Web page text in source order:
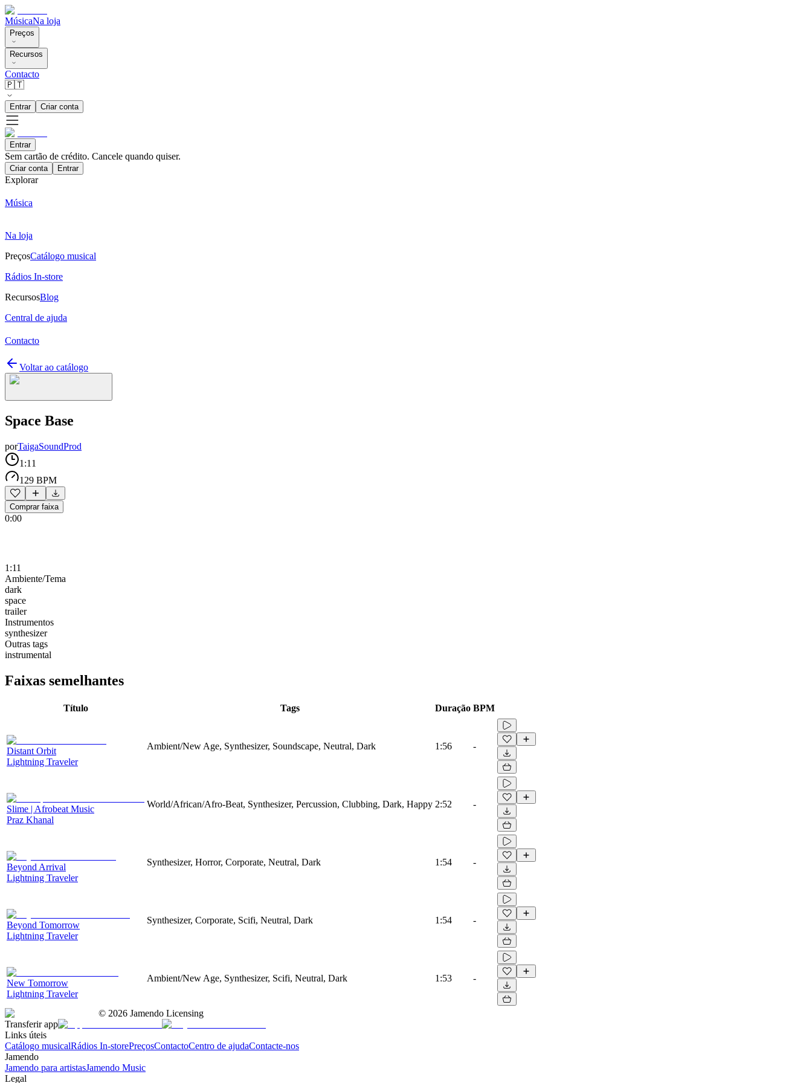
MúsicaNa loja
Preços
Recursos
Contacto
🇵🇹
Entrar Criar conta
Entrar
Sem cartão de crédito. Cancele quando quiser.
Criar conta Entrar
Explorar
Música
Na loja
PreçosCatálogo musical
Rádios In-store
RecursosBlog
Central de ajuda
Contacto
Voltar ao catálogo
Space Base
porTaigaSoundProd
1:11
129 BPM
Comprar faixa
0:00
1:11
Ambiente/Tema
dark
space
trailer
Instrumentos
synthesizer
Outras tags
instrumental
Faixas semelhantes
Título Tags Duração BPM
Distant Orbit
Lightning Traveler
Ambient/New Age, Synthesizer, Soundscape, Neutral, Dark 1:56 -
Slime | Afrobeat Music
Praz Khanal
World/African/Afro-Beat, Synthesizer, Percussion, Clubbing, Dark, Happy 2:52 -
Beyond Arrival
Lightning Traveler
Synthesizer, Horror, Corporate, Neutral, Dark 1:54 -
Beyond Tomorrow
Lightning Traveler
Synthesizer, Corporate, Scifi, Neutral, Dark 1:54 -
New Tomorrow
Lightning Traveler
Ambient/New Age, Synthesizer, Scifi, Neutral, Dark 1:53 -
© 2026 Jamendo Licensing
Transferir app
Links úteis
Catálogo musicalRádios In-storePreçosContactoCentro de ajudaContacte-nos
Jamendo
Jamendo para artistasJamendo Music
Legal